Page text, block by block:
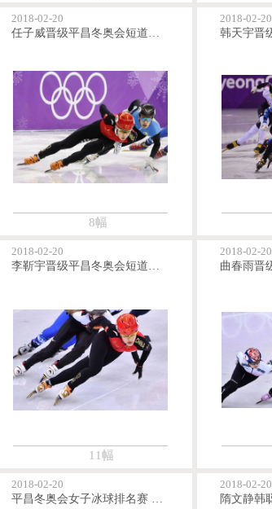
2018-02-20
任子威晋级平昌冬奥会短道速滑男子500米1/4决赛
8幅
2018-02-20
2018-02-20
李靳宇晋级平昌冬奥会短道速滑女子1000米半决赛
11幅
2018-02-20
2018-02-20
平昌冬奥会女子冰球排名赛 韩朝联队负于瑞典队得第八
2018-02-20